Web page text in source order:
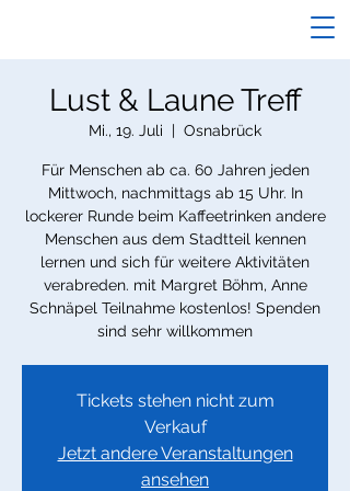
Lust & Laune Treff
Mi., 19. Juli
  |
Osnabrück
Für Menschen ab ca. 60 Jahren jeden
Mittwoch, nachmittags ab 15 Uhr. In
lockerer Runde beim Kaffeetrinken andere
Menschen aus dem Stadtteil kennen
lernen und sich für weitere Aktivitäten
verabreden. mit Margret Böhm, Anne
Schnäpel Teilnahme kostenlos! Spenden
sind sehr willkommen
Tickets stehen nicht zum
Verkauf
Jetzt andere Veranstaltungen
ansehen